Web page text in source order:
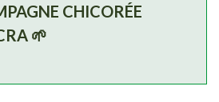
CHICORÉE
🌱